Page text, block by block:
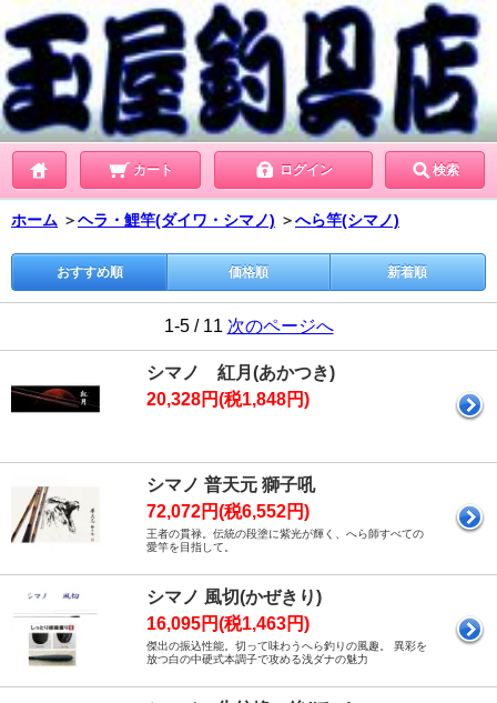
カート ログイン 検索
ホーム ＞ヘラ・鯉竿(ダイワ・シマノ) ＞へら竿(シマノ)
おすすめ順 価格順 新着順
1-5 / 11 次のページへ
シマノ 紅月(あかつき)
20,328円(税1,848円)
シマノ 普天元 獅子吼
72,072円(税6,552円)
王者の貫禄。伝統の段塗に紫光が輝く、へら師すべての
愛竿を目指して。
シマノ 風切(かぜきり)
16,095円(税1,463円)
傑出の振込性能。切って味わうへら釣りの風趣。 異彩を
放つ白の中硬式本調子で攻める浅ダナの魅力